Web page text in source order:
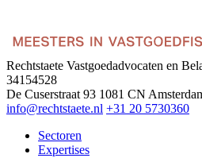
Rechtstaete Vastgoedadvocaten en
34154528
De Cuserstraat 93 1081 CN
info@rechtstaete.nl +31 20 5730360
Sectoren
Expertises